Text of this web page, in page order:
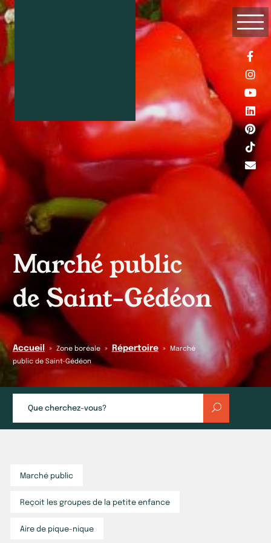
Marché public
de Saint-Gédéon
Accueil » Zone boréale » Répertoire »
Marché
public de Saint-Gédéon
Marché public
Reçoit les groupes de la petite enfance
Aire de pique-nique